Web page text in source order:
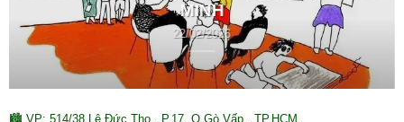
MINH
22/02/2026
🏙 VP: 514/38 Lê Đức Thọ , P.17, Q.Gò Vấp , TP.HCM.